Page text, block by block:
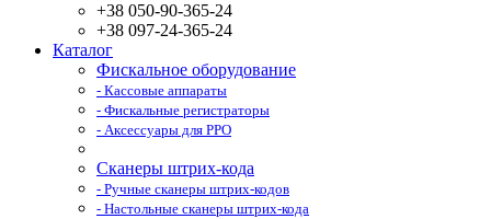
+38 050-90-365-24
+38 097-24-365-24
Каталог
Фискальное оборудование
- Кассовые аппараты
- Фискальные регистраторы
- Аксессуары для РРО
Сканеры штрих-кода
- Ручные сканеры штрих-кодов
- Настольные сканеры штрих-кода